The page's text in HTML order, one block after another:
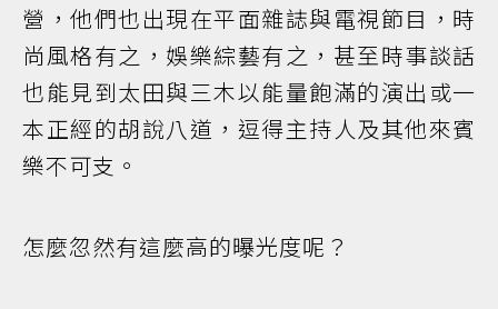
營，他們也出現在平面雜誌與電視節目，時
尚風格有之，娛樂綜藝有之，甚至時事談話
也能見到太田與三木以能量飽滿的演出或一
本正經的胡說八道，逗得主持人及其他來賓
樂不可支。
怎麼忽然有這麼高的曝光度呢？